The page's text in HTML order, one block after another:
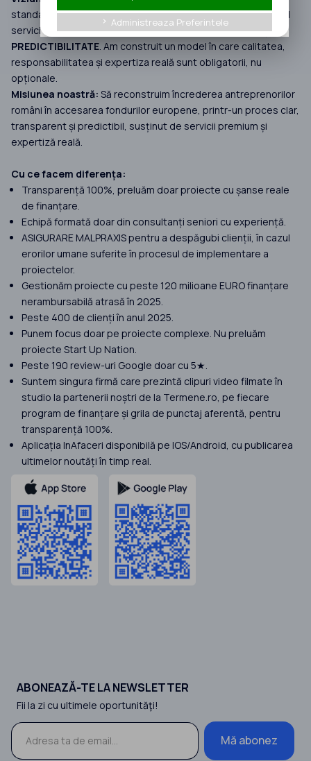
standardele în consultanța pentru Fonduri Europene, oferind
servicii premium bazate peINFORMARE,TRANSPARENȚĂ
PREDICTIBILITATE. Am construit un model în care calitatea,
responsabilitatea și expertiza reală sunt obligatorii, nu
opționale.
Misiunea noastră: Să reconstruim încrederea antreprenorilor
români în accesarea fondurilor europene, printr-un proces clar,
transparent și predictibil, susținut de servicii premium și
expertiză reală.
Cu ce facem diferența:
Transparență 100%, preluăm doar proiecte cu șanse reale
de finanțare.
Echipă formată doar din consultanți seniori cu experiență.
ASIGURARE MALPRAXIS pentru a despăgubi clienții, în cazul
erorilor umane suferite în procesul de implementare a
proiectelor.
Gestionăm proiecte cu peste 120 milioane EURO finanțare
nerambursabilă atrasă în 2025.
Peste 400 de clienți în anul 2025.
Punem focus doar pe proiecte complexe. Nu preluăm
proiecte Start Up Nation.
Peste 190 review-uri Google doar cu 5★.
Suntem singura firmă care prezintă clipuri video filmate în
studio la partenerii noștri de la Termene.ro, pe fiecare
program de finanțare și grila de punctaj aferentă, pentru
transparență 100%.
Aplicația InAfaceri disponibilă pe IOS/Android, cu publicarea
ultimelor noutăți în timp real.
ABONEAZĂ-TE LA NEWSLETTER
Fii la zi cu ultimele oportunităţi!
Mă abonez
keyboard_arrow_right Administreaza Preferintele